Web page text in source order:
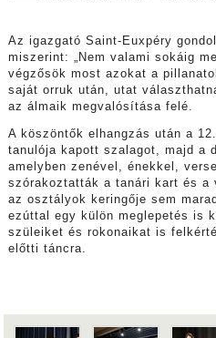
Az igazgató Saint-Euxpéry
miszerint: „Nem valami sokáig
végzősök most azokat a
saját orruk után, utat
az álmaik megvalósítása felé.
A köszöntők elhangzás után a
tanulója kapott szalagot, majd a
amelyben zenével, énekkel,
szórakoztatták a tanári kart és a
az osztályok keringője sem
ezúttal egy külön meglepetés is
szüleiket és rokonaikat is
előtti táncra.